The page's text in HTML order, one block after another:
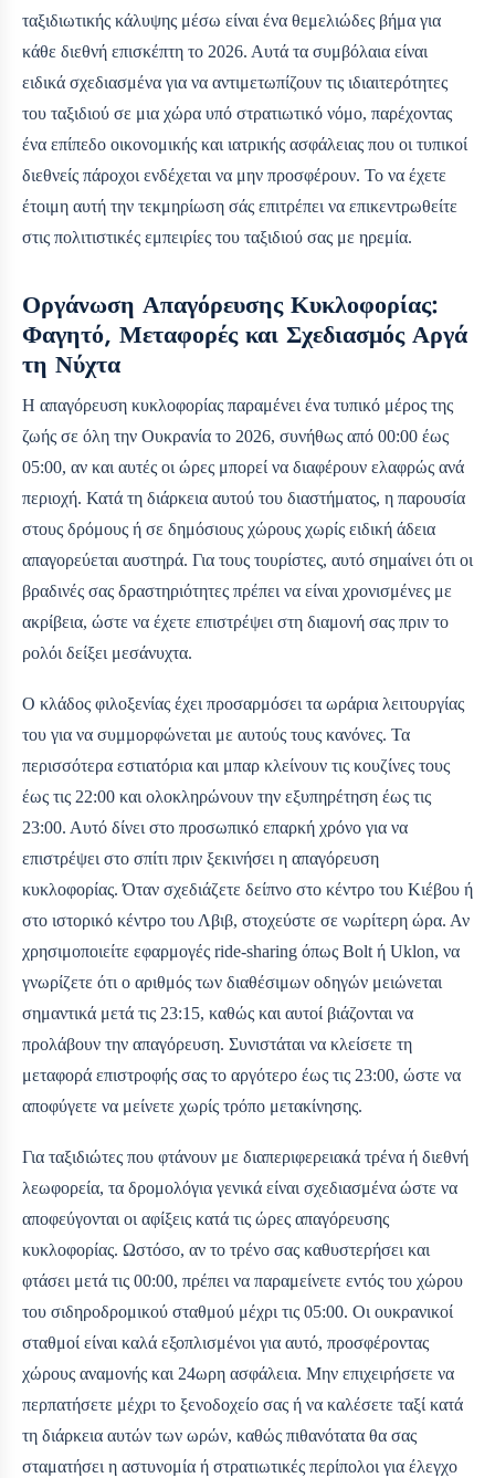
ταξιδιωτικής κάλυψης μέσω είναι ένα θεμελιώδες βήμα για
κάθε διεθνή επισκέπτη το 2026. Αυτά τα συμβόλαια είναι
ειδικά σχεδιασμένα για να αντιμετωπίζουν τις ιδιαιτερότητες
του ταξιδιού σε μια χώρα υπό στρατιωτικό νόμο, παρέχοντας
ένα επίπεδο οικονομικής και ιατρικής ασφάλειας που οι τυπικοί
διεθνείς πάροχοι ενδέχεται να μην προσφέρουν. Το να έχετε
έτοιμη αυτή την τεκμηρίωση σάς επιτρέπει να επικεντρωθείτε
στις πολιτιστικές εμπειρίες του ταξιδιού σας με ηρεμία.
Οργάνωση Απαγόρευσης Κυκλοφορίας:
Φαγητό, Μεταφορές και Σχεδιασμός Αργά
τη Νύχτα
Η απαγόρευση κυκλοφορίας παραμένει ένα τυπικό μέρος της
ζωής σε όλη την Ουκρανία το 2026, συνήθως από 00:00 έως
05:00, αν και αυτές οι ώρες μπορεί να διαφέρουν ελαφρώς ανά
περιοχή. Κατά τη διάρκεια αυτού του διαστήματος, η παρουσία
στους δρόμους ή σε δημόσιους χώρους χωρίς ειδική άδεια
απαγορεύεται αυστηρά. Για τους τουρίστες, αυτό σημαίνει ότι οι
βραδινές σας δραστηριότητες πρέπει να είναι χρονισμένες με
ακρίβεια, ώστε να έχετε επιστρέψει στη διαμονή σας πριν το
ρολόι δείξει μεσάνυχτα.
Ο κλάδος φιλοξενίας έχει προσαρμόσει τα ωράρια λειτουργίας
του για να συμμορφώνεται με αυτούς τους κανόνες. Τα
περισσότερα εστιατόρια και μπαρ κλείνουν τις κουζίνες τους
έως τις 22:00 και ολοκληρώνουν την εξυπηρέτηση έως τις
23:00. Αυτό δίνει στο προσωπικό επαρκή χρόνο για να
επιστρέψει στο σπίτι πριν ξεκινήσει η απαγόρευση
κυκλοφορίας. Όταν σχεδιάζετε δείπνο στο κέντρο του Κιέβου ή
στο ιστορικό κέντρο του Λβιβ, στοχεύστε σε νωρίτερη ώρα. Αν
χρησιμοποιείτε εφαρμογές ride-sharing όπως Bolt ή Uklon, να
γνωρίζετε ότι ο αριθμός των διαθέσιμων οδηγών μειώνεται
σημαντικά μετά τις 23:15, καθώς και αυτοί βιάζονται να
προλάβουν την απαγόρευση. Συνιστάται να κλείσετε τη
μεταφορά επιστροφής σας το αργότερο έως τις 23:00, ώστε να
αποφύγετε να μείνετε χωρίς τρόπο μετακίνησης.
Για ταξιδιώτες που φτάνουν με διαπεριφερειακά τρένα ή διεθνή
λεωφορεία, τα δρομολόγια γενικά είναι σχεδιασμένα ώστε να
αποφεύγονται οι αφίξεις κατά τις ώρες απαγόρευσης
κυκλοφορίας. Ωστόσο, αν το τρένο σας καθυστερήσει και
φτάσει μετά τις 00:00, πρέπει να παραμείνετε εντός του χώρου
του σιδηροδρομικού σταθμού μέχρι τις 05:00. Οι ουκρανικοί
σταθμοί είναι καλά εξοπλισμένοι για αυτό, προσφέροντας
χώρους αναμονής και 24ωρη ασφάλεια. Μην επιχειρήσετε να
περπατήσετε μέχρι το ξενοδοχείο σας ή να καλέσετε ταξί κατά
τη διάρκεια αυτών των ωρών, καθώς πιθανότατα θα σας
σταματήσει η αστυνομία ή στρατιωτικές περίπολοι για έλεγχο